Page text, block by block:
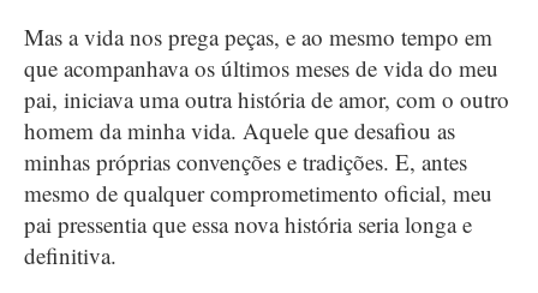
Mas a vida nos prega peças, e ao mesmo tempo em
que acompanhava os últimos meses de vida do meu
pai, iniciava uma outra história de amor, com o outro
homem da minha vida. Aquele que desafiou as
minhas próprias convenções e tradições. E, antes
mesmo de qualquer comprometimento oficial, meu
pai pressentia que essa nova história seria longa e
definitiva.